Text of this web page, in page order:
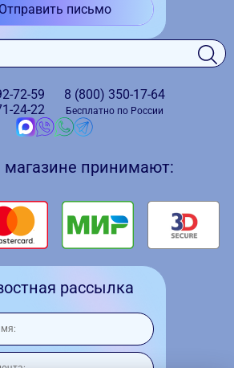
Отправить письмо
72-59
24-22
8 (800) 350-17-64
Бесплатно по России
принимают:
рассылка